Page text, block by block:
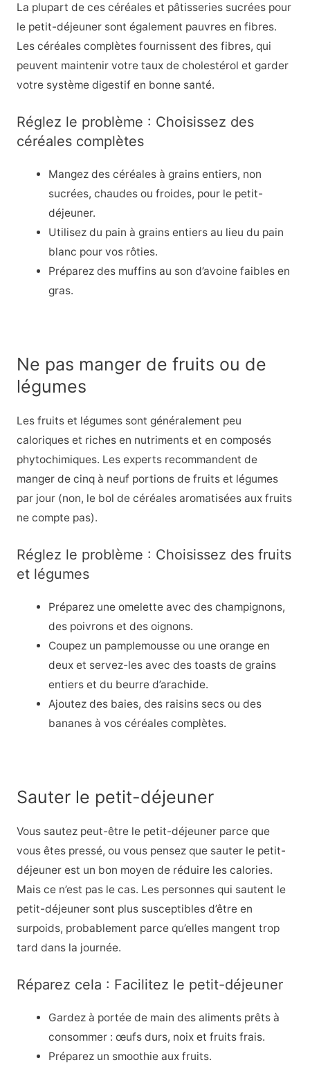
La plupart de ces céréales et pâtisseries sucrées pour
le petit-déjeuner sont également pauvres en fibres.
Les céréales complètes fournissent des fibres, qui
peuvent maintenir votre taux de cholestérol et garder
votre système digestif en bonne santé.
Réglez le problème : Choisissez des
céréales complètes
Mangez des céréales à grains entiers, non
sucrées, chaudes ou froides, pour le petit-
déjeuner.
Utilisez du pain à grains entiers au lieu du pain
blanc pour vos rôties.
Préparez des muffins au son d’avoine faibles en
gras.
Ne pas manger de fruits ou de
légumes
Les fruits et légumes sont généralement peu
caloriques et riches en nutriments et en composés
phytochimiques. Les experts recommandent de
manger de cinq à neuf portions de fruits et légumes
par jour (non, le bol de céréales aromatisées aux fruits
ne compte pas).
Réglez le problème : Choisissez des fruits
et légumes
Préparez une omelette avec des champignons,
des poivrons et des oignons.
Coupez un pamplemousse ou une orange en
deux et servez-les avec des toasts de grains
entiers et du beurre d’arachide.
Ajoutez des baies, des raisins secs ou des
bananes à vos céréales complètes.
Sauter le petit-déjeuner
Vous sautez peut-être le petit-déjeuner parce que
vous êtes pressé, ou vous pensez que sauter le petit-
déjeuner est un bon moyen de réduire les calories.
Mais ce n’est pas le cas. Les personnes qui sautent le
petit-déjeuner sont plus susceptibles d’être en
surpoids, probablement parce qu’elles mangent trop
tard dans la journée.
Réparez cela : Facilitez le petit-déjeuner
Gardez à portée de main des aliments prêts à
consommer : œufs durs, noix et fruits frais.
Préparez un smoothie aux fruits.